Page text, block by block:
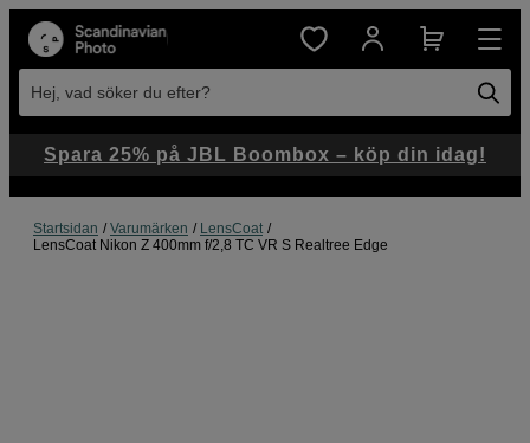
Hej, vad söker du efter?
Startsidan Varumärken
LensCoat
LensCoat Nikon Z 400mm f/2,8 TC VR S Realtree Edge
Spara 25% på JBL Boombox – köp din idag!